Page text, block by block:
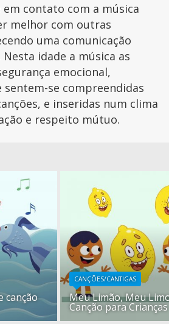
em contato com a música
melhor com outras
uma comunicação
idade a música as
emocional,
sentem-se compreendidas
e inseridas num clima
e respeito mútuo.
canção
CANÇÕES/CANTIGAS
Meu Limão, Meu
Canção para Crianças